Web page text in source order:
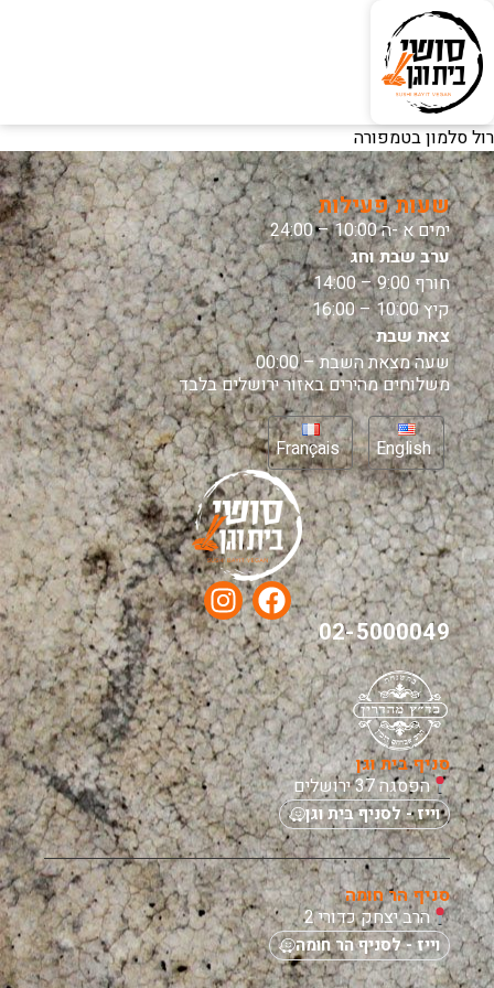
רול סלמון בטמפורה
שעות פעילות
ימים א -ה 10:00 – 24:00
ערב שבת וחג
חורף 9:00 – 14:00
קיץ 10:00 – 16:00
צאת שבת
שעה מצאת השבת – 00:00
משלוחים מהירים באזור ירושלים בלבד
English
Français
02-5000049
סניף בית וגן
הפסגה 37 ירושלים
וייז - לסניף בית וגן
סניף הר חומה
הרב יצחק כדורי 2
וייז - לסניף הר חומה